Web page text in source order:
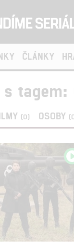
ČLÁNKY
tagem:
(0) OSOBY